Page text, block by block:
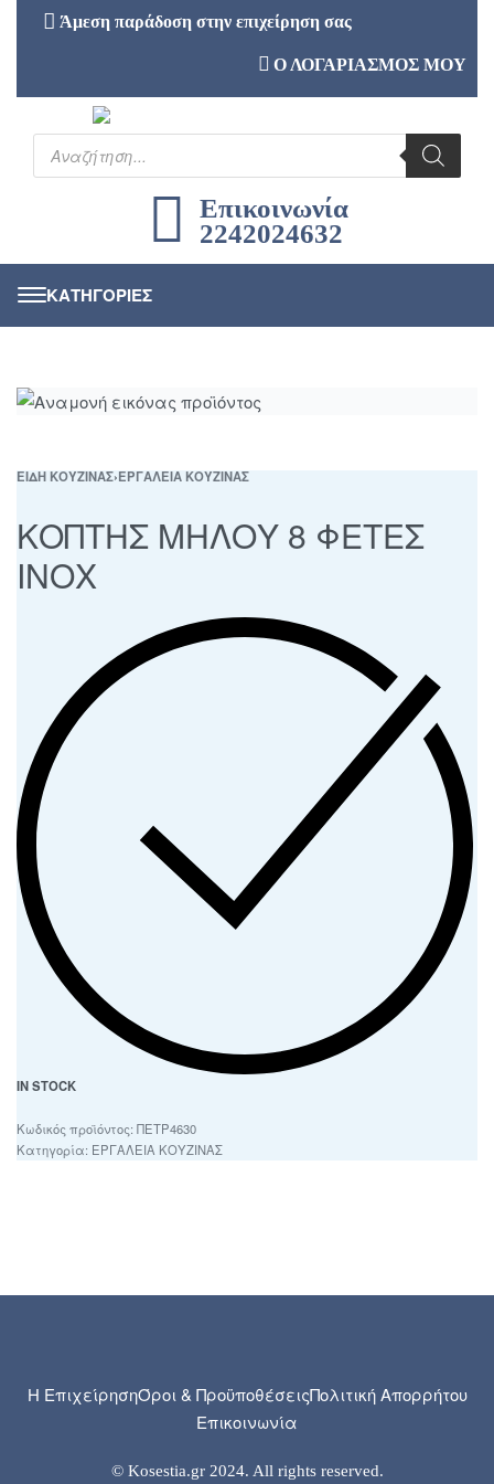
Άμεση παράδοση στην επιχείρηση σας
Ο ΛΟΓΑΡΙΑΣΜΟΣ ΜΟΥ
Επικοινωνία
2242024632
ΕΙΔΗ ΚΟΥΖΙΝΑΣ›ΕΡΓΑΛΕΙΑ ΚΟΥΖΙΝΑΣ
ΚΟΠΤΗΣ ΜΗΛΟΥ 8 ΦΕΤΕΣ
ΙΝΟΧ
IN STOCK
ΠΕΤΡ4630
Κατηγορία: ΕΡΓΑΛΕΙΑ ΚΟΥΖΙΝΑΣ
Η ΕπιχείρησηΌροι & ΠροϋποθέσειςΠολιτική Απορρήτου
Επικοινωνία
© Kosestia.gr 2024. All rights reserved.